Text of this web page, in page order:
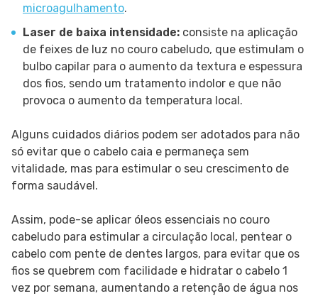
microagulhamento.
Laser de baixa intensidade: consiste na aplicação
de feixes de luz no couro cabeludo, que estimulam o
bulbo capilar para o aumento da textura e espessura
dos fios, sendo um tratamento indolor e que não
provoca o aumento da temperatura local.
Alguns cuidados diários podem ser adotados para não
só evitar que o cabelo caia e permaneça sem
vitalidade, mas para estimular o seu crescimento de
forma saudável.
Assim, pode-se aplicar óleos essenciais no couro
cabeludo para estimular a circulação local, pentear o
cabelo com pente de dentes largos, para evitar que os
fios se quebrem com facilidade e hidratar o cabelo 1
vez por semana, aumentando a retenção de água nos